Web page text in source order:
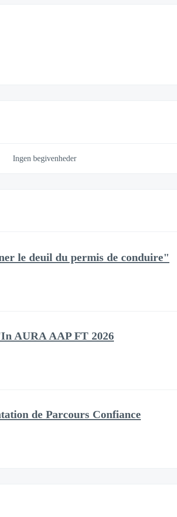
Ingen begivenheder
le deuil du permis de conduire"
AURA AAP FT 2026
de Parcours Confiance